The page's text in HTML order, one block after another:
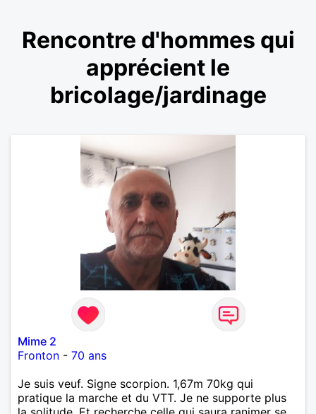
Rencontre d'hommes qui
apprécient le
bricolage/jardinage
Mime 2
Fronton - 70 ans
Je suis veuf. Signe scorpion. 1,67m 70kg qui
pratique la marche et du VTT. Je ne supporte plus